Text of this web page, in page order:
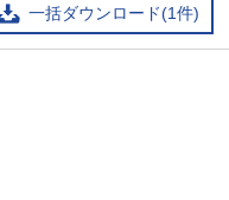
一括ダウンロード(1件)